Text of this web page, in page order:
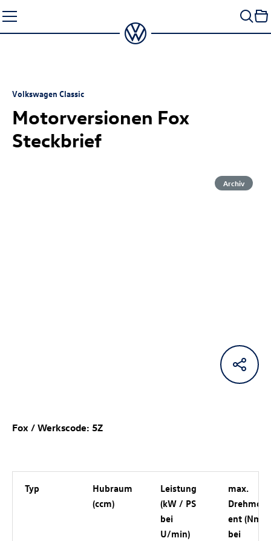
Seiteninhalt
springen
Volkswagen Classic
Motorversionen Fox
Steckbrief
Archiv
Fox / Werkscode: 5Z
Typ
Hubraum
(ccm)
Leistung
(kW / PS
bei
U/min)
max.
Drehmom
ent (Nm
bei